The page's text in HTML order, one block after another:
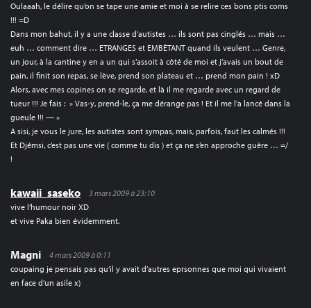
Oulaaah, le délire qu’on se tape une amie et moi à se relire ces bons ptis coms
!!! =D
Dans mon bahut, il y a une classe d’autistes … ils sont pas cinglés … mais …
euh … comment dire … ETRANGES et EMBÊTANT quand ils veulent … Genre,
un jour, à la cantine y en a un qui s’assoit à côté de moi et j’avais un bout de
pain, il finit son repas, se lève, prend son plateau et … prend mon pain ! xD
Alors, avec mes copines on se regarde, et là il me regarde avec un regard de
tueur !!! Je fais : » Vas-y, prend-le, ça me dérange pas ! Et il me l’a lancé dans la
gueule !!! — »
A sisi, je vous le jure, les autistes sont sympas, mais, parfois, faut les calmés !!!
Et Djémsi, c’est pas une vie ( comme tu dis ) et ça ne s’en approche guère … =/
!
kawaii_saseko
3 mars 2009 à 23:10
vive l’humour noir XD
et vive Paka bien évidemment.
Magni
4 mars 2009 à 0:11
coupaing je pensais pas qu’il y avait d’autres eprsonnes que moi qui vivaient
en face d’un asile x)